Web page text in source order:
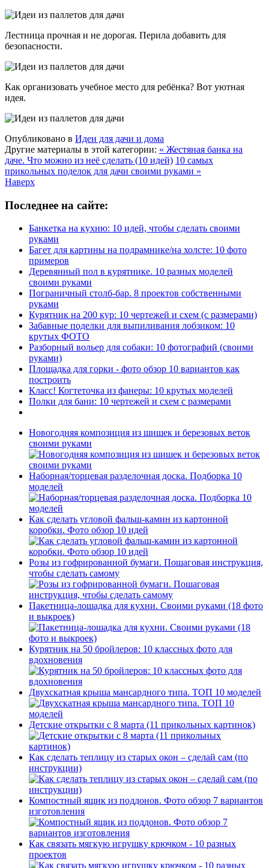
Лестница прочная и не дорогая. Перила добавить для
безопасности.
Как организовать учебное место для ребёнка? Вот уютная
идея.
Опубликовано в Идеи для дачи и дома
Другие материалы в этой категории: « Жестяная банка на
даче. Что можно из неё сделать (10 идей) 10 самых
прикольных поделок для дачи своими руками »
Наверх
Последнее на сайте:
Банкетка на кухню: 10 идей, чтобы сделать своими
руками
Багет для картины на подрамнике/на холсте: 10 фото
примеров
Деревянный пол в курятнике. 10 разных моделей
своими руками
Пограничный столб-бар. 8 проектов собственными
руками
Курятник на 200 кур: 10 чертежей и схем (с размерами)
Забавные поделки для выпиливания лобзиком: 10
крутых ФОТО
Разборный вольер для собаки: 10 фотографий (своими
руками)
Площадка для горки - фото обзор 10 вариантов как
построить
Класс! Когтеточка из фанеры: 10 крутых моделей
Полки для бани: 10 чертежей и схем с размерами
Новогодняя композиция из шишек и березовых веток
своими руками
Наборная/торцевая разделочная доска. Подборка 10
моделей
Как сделать угловой фальш-камин из картонной
коробки. Фото обзор 10 идей
Розы из гофрированной бумаги. Пошаговая инструкция,
чтобы сделать самому
Пакетница-лошадка для кухни. Своими руками (18 фото
и выкроек)
Курятник на 50 бройлеров: 10 классных фото для
вдохновения
Двухскатная крыша мансардного типа. ТОП 10 моделей
Детские открытки с 8 марта (11 прикольных картинок)
Как сделать теплицу из старых окон – сделай сам (по
инструкции)
Компостный ящик из поддонов. Фото обзор 7 вариантов
изготовления
Как связать мягкую игрушку крючком - 10 разных
проектов